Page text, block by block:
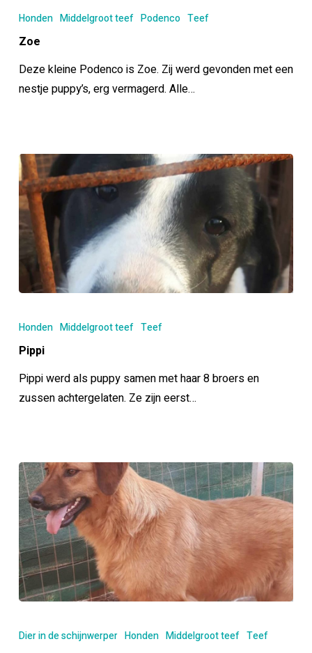
Honden Middelgroot teef Podenco Teef
Zoe
Deze kleine Podenco is Zoe. Zij werd gevonden met een
nestje puppy’s, erg vermagerd. Alle…
Honden Middelgroot teef Teef
Pippi
Pippi werd als puppy samen met haar 8 broers en
zussen achtergelaten. Ze zijn eerst…
Dier in de schijnwerper Honden Middelgroot teef Teef